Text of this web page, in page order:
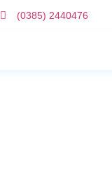
(0385) 2440476